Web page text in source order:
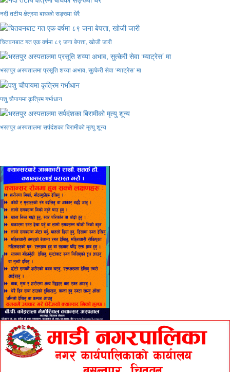
नदी तटीय क्षेत्रमा बाघको सङ्ख्या धेरै
चितवनबाट गत एक वर्षमा ८९ जना बेपत्ता, खोजी जारी
भरतपुर अस्पतालमा प्रसूति शय्या अभाव, सुत्केरी सेवा ‘म्याट्रेस’ मा
पशु चौपायमा कृत्रिम गर्भाधान
भरतपुर अस्पतालमा सर्पदंशका बिरामीको मृत्यु शून्य